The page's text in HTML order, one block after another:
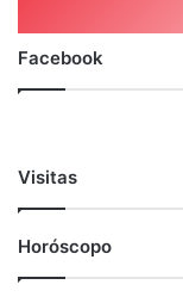
Facebook
Visitas
Horóscopo